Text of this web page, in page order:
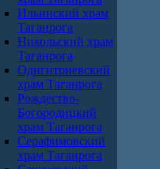
Ильинский храм
Таганрога
Никольский храм
Таганрога
Одигитриевский
храм Таганрога
Рождество-
Богородицкий
храм Таганрога
Серафимовский
храм Таганрога